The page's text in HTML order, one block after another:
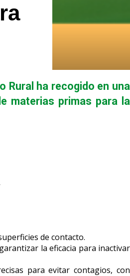
Rural ha recogido en una
materias primas para la
de contacto.
la eficacia para inactivar
para evitar contagios, con